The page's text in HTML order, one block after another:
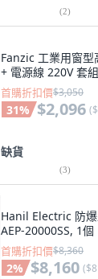
(2)
Fanzic 工業用窗
+ 電源線 220V 套
首購折扣價$3,050
31% $2,096 (
缺貨
(3)
Hanil Electric 防
AEP-20000SS, 1個
首購折扣價$8,360
2% $8,160 (